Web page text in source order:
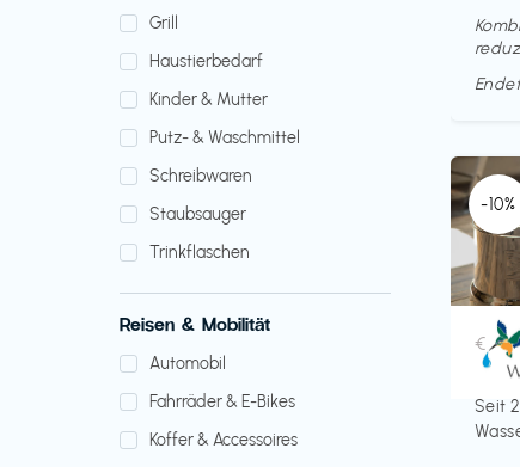
Grill
Haustierbedarf
Kinder & Mutter
Putz- & Waschmittel
Schreibwaren
Staubsauger
Trinkflaschen
Reisen & Mobilität
Automobil
Fahrräder & E-Bikes
Koffer & Accessoires
-10%
Seit
€‎